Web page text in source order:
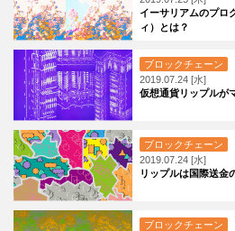
イーサリアムのプロ
ィ）とは？
ブロックチェーン
2019.07.24 [水]
仮想通貨リップルが
ブロックチェーン
2019.07.24 [水]
リップルは国際送金
ブロックチェーン